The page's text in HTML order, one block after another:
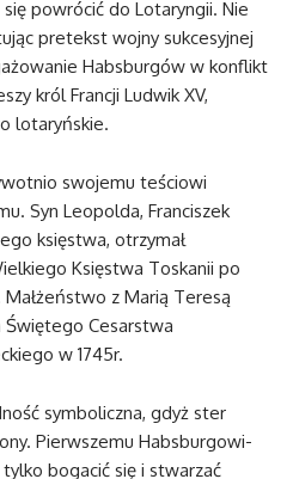
powrócić do Lotaryngii. Nie
pretekst wojny sukcesyjnej
Habsburgów w konflikt
król Francji Ludwik XV,
lotaryńskie.
swojemu teściowi
Syn Leopolda, Franciszek
księstwa, otrzymał
Księstwa Toskanii po
z Marią Teresą
Świętego Cesarstwa
w 1745r.
symboliczna, gdyż ster
Pierwszemu Habsburgowi-
bogacić się i stwarzać